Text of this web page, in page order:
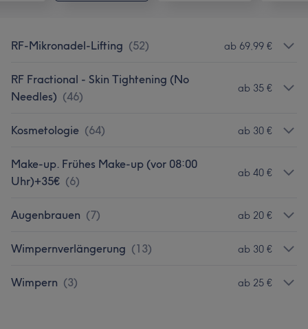
RF-Mikronadel-Lifting (52) ab 69,99 €
RF Fractional - Skin Tightening (No
Needles) (46)
ab 35 €
Kosmetologie (64) ab 30 €
Make-up. Frühes Make-up (vor 08:00
Uhr)+35€ (6)
ab 40 €
Augenbrauen (7) ab 20 €
Wimpernverlängerung (13) ab 30 €
Wimpern (3) ab 25 €